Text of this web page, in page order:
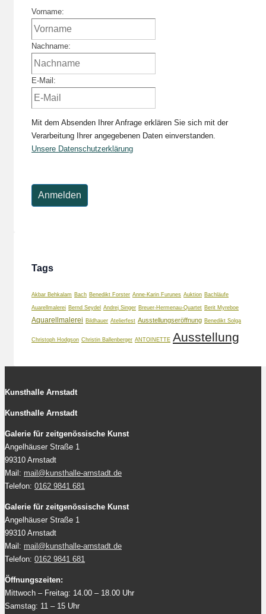
Vorname:
Nachname:
E-Mail:
Mit dem Absenden Ihrer Anfrage erklären Sie sich mit der
Verarbeitung Ihrer angegebenen Daten einverstanden.
Unsere Datenschutzerklärung
Tags
Akbar Behkalam Bach Benedikt Forster Anne-Karin Furunes Auktion Bachläufe
Auarellmalerei Bernd Seydel Andrej Singer Breuer-Hermenau-Quartet Berit Myreboe
Aquarellmalerei Bildhauer Atelierfest Ausstellungseröffnung Benedikt Solga
Christoph Hodgson Christin Ballenberger ANTOINETTE Ausstellung
Kunsthalle Arnstadt
Kunsthalle Arnstadt
Galerie für zeitgenössische Kunst
Angelhäuser Straße 1
99310 Arnstadt
Mail: mail@kunsthalle-arnstadt.de
Telefon: 0162 9841 681
Galerie für zeitgenössische Kunst
Angelhäuser Straße 1
99310 Arnstadt
Mail: mail@kunsthalle-arnstadt.de
Telefon: 0162 9841 681
Öffnungszeiten:
Mittwoch – Freitag: 14.00 – 18.00 Uhr
Samstag: 11 – 15 Uhr